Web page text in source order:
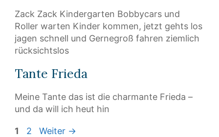
Zack Zack Kindergarten Bobbycars und
Roller warten Kinder kommen, jetzt gehts los
jagen schnell und Gernegroß fahren ziemlich
rücksichtslos
Tante Frieda
Meine Tante das ist die charmante Frieda –
und da will ich heut hin
Seite
1 Seite
2 Weiter →